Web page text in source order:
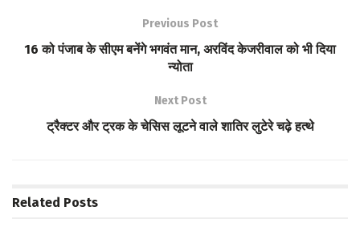
o
A
e
Previous Post
16 को पंजाब के सीएम बनेंगे भगवंत मान, अरविंद केजरीवाल को भी दिया
न्योता
Next Post
ट्रैक्टर और ट्रक के चेसिस लूटने वाले शातिर लुटेरे चढ़े हत्थे
Related Posts